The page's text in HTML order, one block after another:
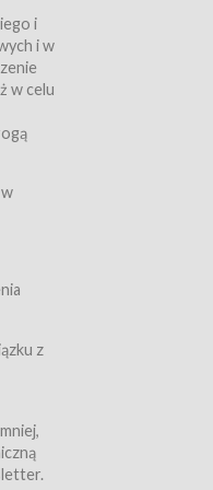
z
i
i w
w celu
z